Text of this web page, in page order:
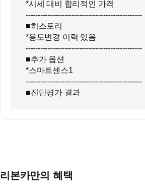
*시세 대비 합리적인 가격
------------------------------------------------
■히스토리
*용도변경 이력 있음
------------------------------------------------
■추가 옵션
*스마트센스1
------------------------------------------------
■진단평가 결과
------------------------------------------------
- 5%대 저금리 할부/ 리스/ KB 신
리본카만의 혜택